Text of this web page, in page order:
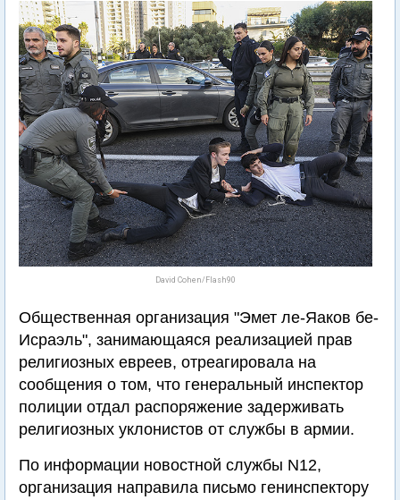
David Cohen/Flash90
Общественная организация "Эмет ле-Яаков бе-
Исраэль", занимающаяся реализацией прав
религиозных евреев, отреагировала на
сообщения о том, что генеральный инспектор
полиции отдал распоряжение задерживать
религиозных уклонистов от службы в армии.
По информации новостной службы N12,
организация направила письмо генинспектору